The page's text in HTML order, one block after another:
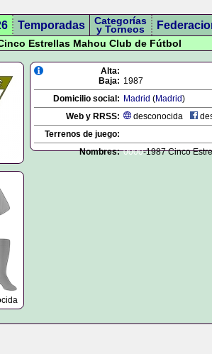
Temporadas Categorías
y Torneos
Estrellas Mahou Club de Fútbol
Alta:
Baja: 1987
Domicilio social: Madrid (Madrid)
Web y RRSS:
desconocida
Terrenos de juego:
Nombres: 0000-1987 Cinco